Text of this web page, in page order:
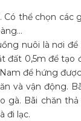
thể chọn các
nuôi là nơi
đất 0,5m để tạo
để hứng
và vận động.
Bãi chăn thả
đi lạc.